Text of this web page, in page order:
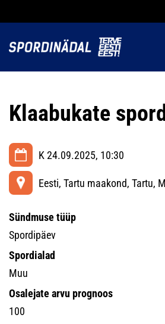
Klaabukate
K 24.09.2025, 10:30
Eesti, Tartu maakond, Tartu,
Sündmuse tüüp
Spordipäev
Spordialad
Muu
Osalejate arvu prognoos
100